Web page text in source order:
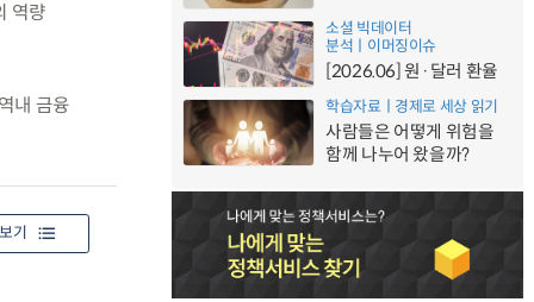
역량
내 금융
기
소셜 빅데이터
분석ㅣ이머징이슈
[2026.06] 원·달러 환율
학습자료ㅣ경제로 세상 읽기
사람들은 어떻게 위험을
함께 나누어 왔을까?